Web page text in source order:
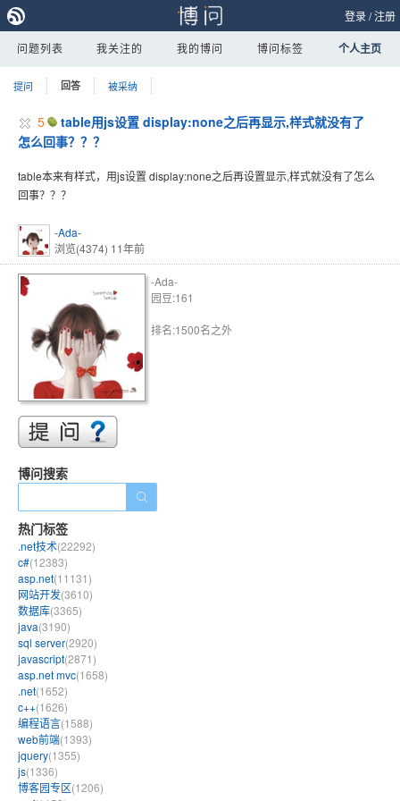
登录/注册
问题列表 我关注的 我的博问 博问标签 个人主页
提问 回答 被采纳
5
table用js设置 display:none之后再显示,样式就没有了
怎么回事？？？
table本来有样式，用js设置 display:none之后再设置显示,样式就没有了怎么
回事？？？
-Ada-
浏览(4374) 11年前
-Ada-
园豆:161
排名:1500名之外
博问搜索
热门标签
.net技术(22292)
c#(12383)
asp.net(11131)
网站开发(3610)
数据库(3365)
java(3190)
sql server(2920)
javascript(2871)
asp.net mvc(1658)
.net(1652)
c++(1626)
编程语言(1588)
web前端(1393)
jquery(1355)
js(1336)
博客园专区(1206)